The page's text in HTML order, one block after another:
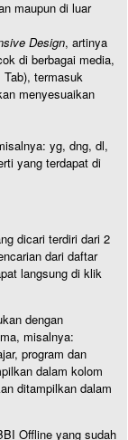
maupun di luar
Design, artinya
di berbagai media,
termasuk
menyesuaikan
yg, dng, dl,
yang terdapat di
dicari terdiri dari 2
dari daftar
langsung di klik
dengan
misalnya:
program dan
dalam kolom
ditampilkan dalam
Offline yang sudah